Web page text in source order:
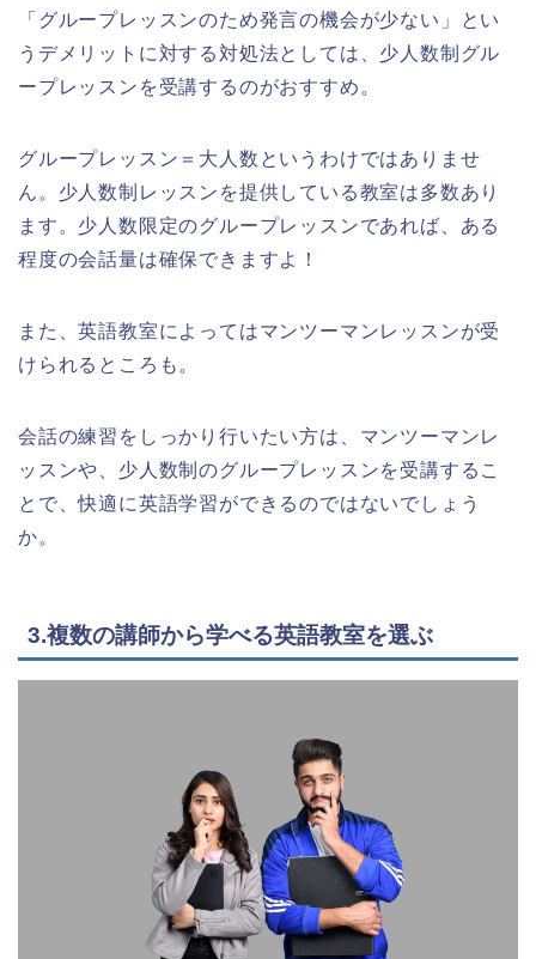
「グループレッスンのため発言の機会が少ない」とい
うデメリットに対する対処法としては、少人数制グル
ープレッスンを受講するのがおすすめ。
グループレッスン＝大人数というわけではありませ
ん。少人数制レッスンを提供している教室は多数あり
ます。少人数限定のグループレッスンであれば、ある
程度の会話量は確保できますよ！
また、英語教室によってはマンツーマンレッスンが受
けられるところも。
会話の練習をしっかり行いたい方は、マンツーマンレ
ッスンや、少人数制のグループレッスンを受講するこ
とで、快適に英語学習ができるのではないでしょう
か。
3.複数の講師から学べる英語教室を選ぶ